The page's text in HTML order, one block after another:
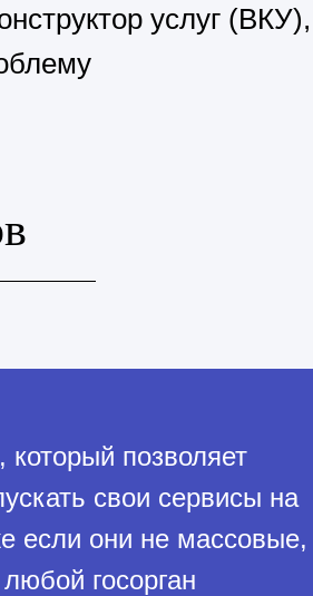
услуг (ВКУ),
позволяет
свои сервисы на
если они не массовые,
госорган